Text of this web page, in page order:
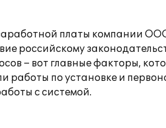
платы компании
российскому
– вот главные факторы,
по установке и
с системой.